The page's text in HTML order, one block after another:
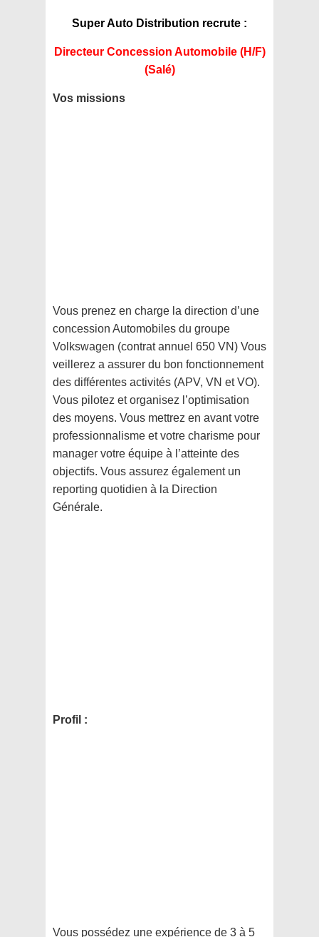
Super Auto Distribution recrute :
Directeur Concession Automobile (H/F)
(Salé)
Vos missions
Vous prenez en charge la direction d’une
concession Automobiles du groupe
Volkswagen (contrat annuel 650 VN) Vous
veillerez a assurer du bon fonctionnement
des différentes activités (APV, VN et VO).
Vous pilotez et organisez l’optimisation
des moyens. Vous mettrez en avant votre
professionnalisme et votre charisme pour
manager votre équipe à l’atteinte des
objectifs. Vous assurez également un
reporting quotidien à la Direction
Générale.
Profil :
Vous possédez une expérience de 3 à 5